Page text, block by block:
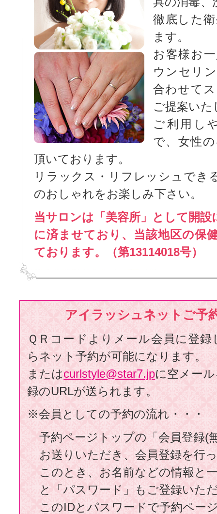
徹底した
ます。
お客様お
ウンセリ
合わせて
ご提案いた
ご利用し
で、女性
頂いております。
リラックス・リフレッシュでき
のおしゃれをお楽しみ下さい。
当サロンは「美容所」として開設
に済ませており、当該地区の保
ております。（第13114018号）
アイラッシュネットご予
ＱＲコードよりメール会員に登
らネット予約が可能になります。
またはcurlstyle@star7.jpに空メー
録のURLが送られます。
※会員としての予約の流れ・・・
予約ページトップの「会員登録(
お送りいただき、会員登録を行
このとき、お名前などの情報と
と「パスワード」もご登録いた
このIDとパスワードで予約ペー